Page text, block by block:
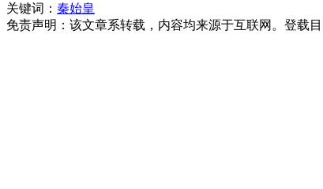
关键词： 秦始皇
免责声明：该文章系转载，内容均来源于互联网。登载